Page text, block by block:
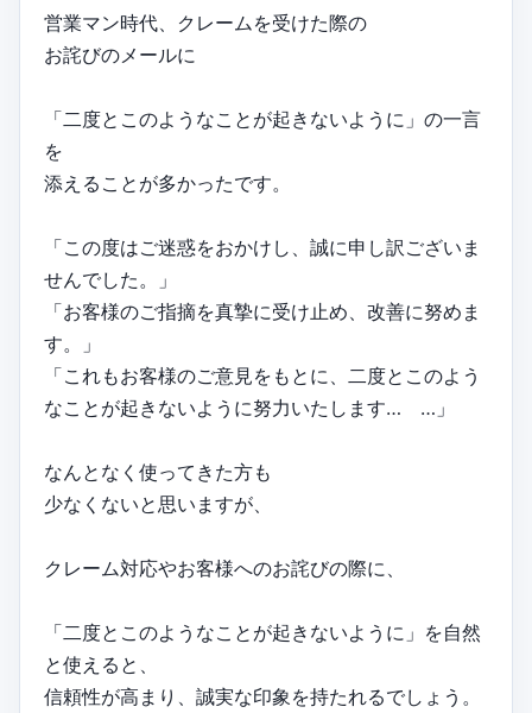
営業マン時代、クレームを受けた際の
お詫びのメールに
「二度とこのようなことが起きないように」の一言
を
添えることが多かったです。
「この度はご迷惑をおかけし、誠に申し訳ございま
せんでした。」
「お客様のご指摘を真摯に受け止め、改善に努めま
す。」
「これもお客様のご意見をもとに、二度とこのよう
なことが起きないように努力いたします… …」
なんとなく使ってきた方も
少なくないと思いますが、
クレーム対応やお客様へのお詫びの際に、
「二度とこのようなことが起きないように」を自然
と使えると、
信頼性が高まり、誠実な印象を持たれるでしょう。